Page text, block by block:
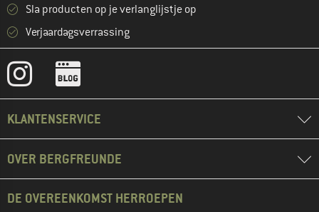
Sla producten op je verlanglijstje op
Verjaardagsverrassing
KLANTENSERVICE
OVER BERGFREUNDE
DE OVEREENKOMST HERROEPEN